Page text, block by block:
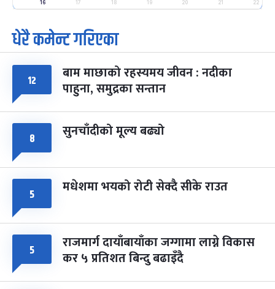
मंगल फाल्गुन २५, २०८३ Mar 9, 2027
७
आइत
पूर्णिमा व्रत
चैत्र ७, २०८३-Mar 21, 2027
८ फागुपूर्णिमा
चैत्र ८, २०८३-Mar 22, 2027
७ महिना बाँकी
16 17 18 19 20 21 22
धेरै कमेन्ट गरिएका
१२ बाम माछाको रहस्यमय जीवन : नदीका
पाहुना, समुद्रका सन्तान
८ सुनचाँदीको मूल्य बढ्यो
५ मधेशमा भयको रोटी सेक्दै सीके राउत
५ राजमार्ग दायाँबायाँका जग्गामा लाग्ने विकास
कर ५ प्रतिशत बिन्दु बढाइँदै